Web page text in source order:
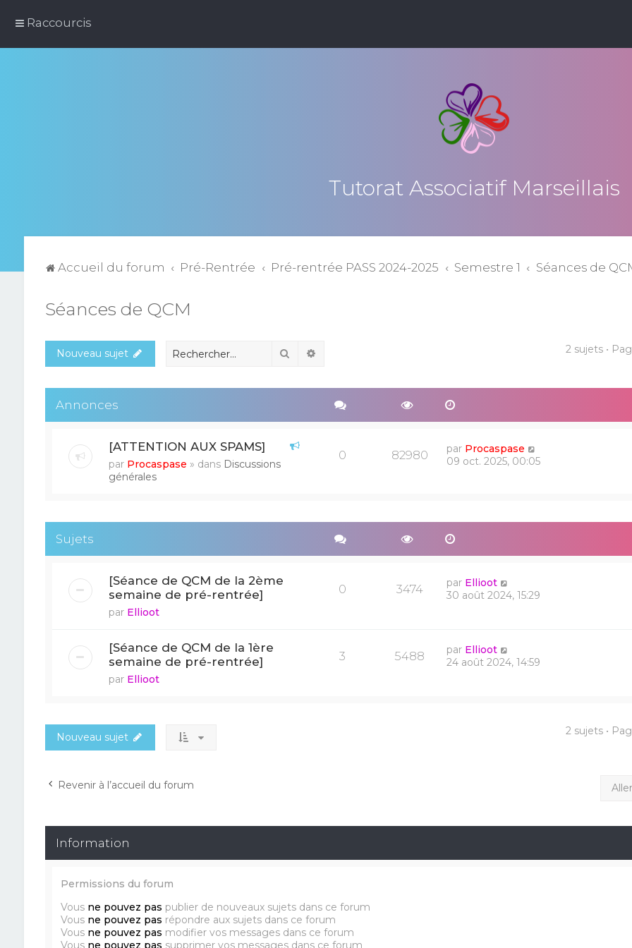
Raccourcis
Tutorat Associatif Marseillais
Accueil du forum Pré-Rentrée Pré-rentrée PASS 2024-2025 Semestre 1 Séances de
Séances de QCM
Nouveau sujet Rechercher 2 sujets •
Annonces
[ATTENTION AUX SPAMS]
par Procaspase » dans Discussions
générales
0 82980 par Procaspase
09 oct. 2025, 00:05
Sujets
[Séance de QCM de la 2ème
semaine de pré-rentrée]
par Ellioot
0 3474 par Ellioot
30 août 2024, 15:29
[Séance de QCM de la 1ère
semaine de pré-rentrée]
par Ellioot
3 5488 par Ellioot
24 août 2024, 14:59
Nouveau sujet 2 sujets •
Revenir à l’accueil du forum Aller
Information
Permissions du forum
Vous ne pouvez pas publier de nouveaux sujets dans ce forum
Vous ne pouvez pas répondre aux sujets dans ce forum
Vous ne pouvez pas modifier vos messages dans ce forum
Vous ne pouvez pas supprimer vos messages dans ce forum